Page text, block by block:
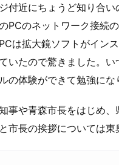
付近にちょうど知り合
PCのネットワーク接続
は拡大鏡ソフトがイン
いたので驚きました。
の体験ができて勉強にな
事や青森市長をはじめ
市長の挨拶については東